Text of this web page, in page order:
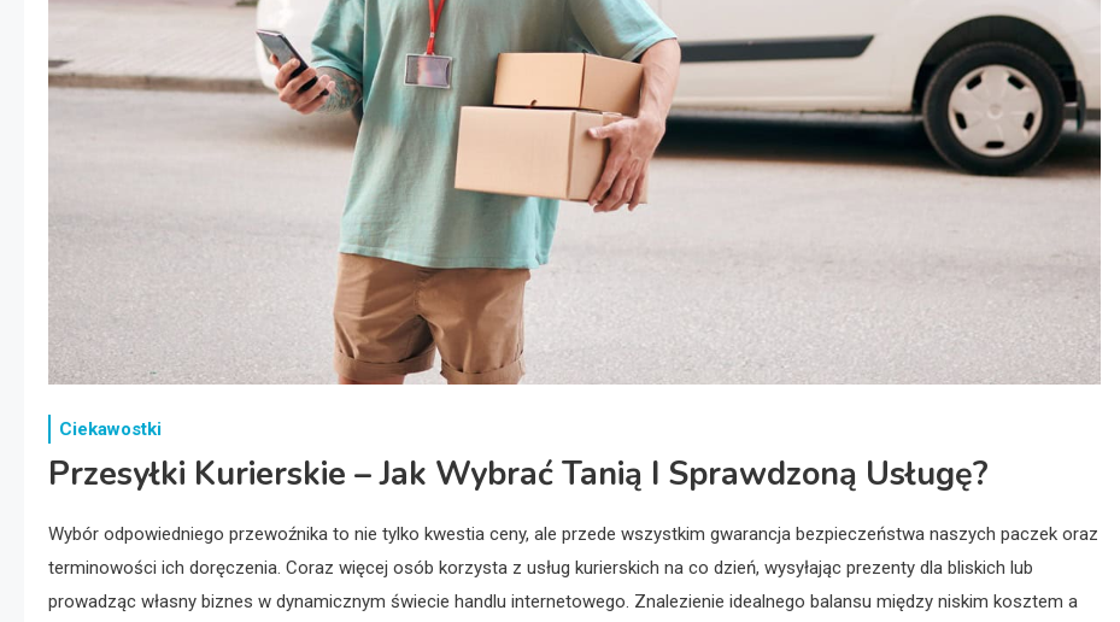
Ciekawostki
Przesyłki Kurierskie – Jak Wybrać Tanią I Sprawdzoną Usługę?
Wybór odpowiedniego przewoźnika to nie tylko kwestia ceny, ale przede wszystkim gwarancja bezpieczeństwa naszych paczek oraz
terminowości ich doręczenia. Coraz więcej osób korzysta z usług kurierskich na co dzień, wysyłając prezenty dla bliskich lub
prowadząc własny biznes w dynamicznym świecie handlu internetowego. Znalezienie idealnego balansu między niskim kosztem a